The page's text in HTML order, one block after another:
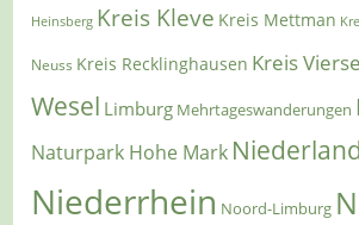
Heinsberg Kreis Kleve Kreis Mettman
Neuss Kreis Recklinghausen Kreis
Wesel Limburg Mehrtageswanderungen
Naturpark Hohe Mark
Niederrhein Noord-Limburg